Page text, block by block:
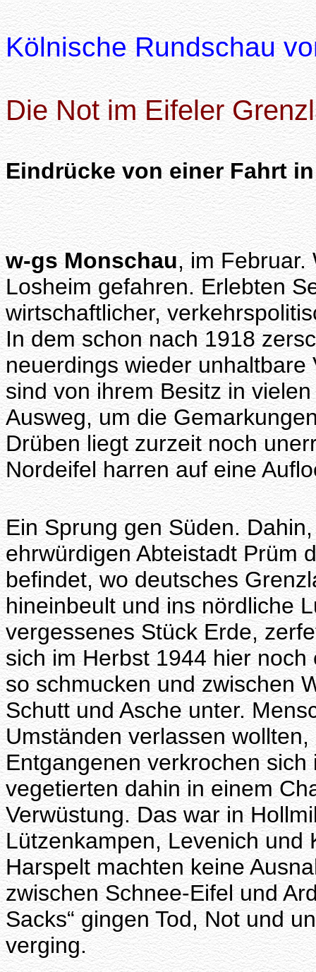
Kölnische Rundschau
Die Not im Eifeler
Eindrücke von einer Fahrt
w-gs Monschau, im Februar.
Losheim gefahren. Erlebten
wirtschaftlicher,
In dem schon nach 1918
neuerdings wieder
sind von ihrem Besitz in
Ausweg, um die
Drüben liegt zurzeit noch
Nordeifel harren auf eine
Ein Sprung gen Süden.
ehrwürdigen Abteistadt Prüm
befindet, wo deutsches
hineinbeult und ins nördliche
vergessenes Stück Erde,
sich im Herbst 1944 hier
so schmucken und zwischen
Schutt und Asche unter.
Umständen verlassen
Entgangenen verkrochen
vegetierten dahin in einem
Verwüstung. Das war in
Lützenkampen, Levenich
Harspelt machten keine
zwischen Schnee-Eifel und
Sacks“ gingen Tod, Not und
verging.